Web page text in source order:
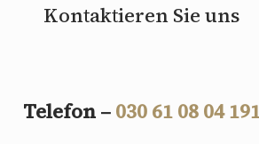
Kontaktieren Sie uns
Telefon – 030 61 08 04